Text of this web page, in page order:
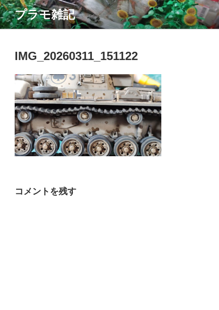
コ
ン
テ
プラモ雑記
IMG_20260311_151122
コメントを残す